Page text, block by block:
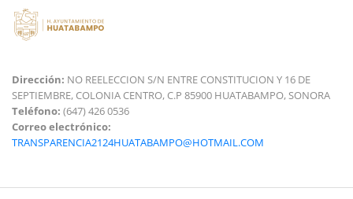
Dirección: NO REELECCION S/N ENTRE CONSTITUCION Y 16 DE
SEPTIEMBRE, COLONIA CENTRO, C.P 85900 HUATABAMPO, SONORA
Teléfono: (647) 426 0536
Correo electrónico:
TRANSPARENCIA2124HUATABAMPO@HOTMAIL.COM